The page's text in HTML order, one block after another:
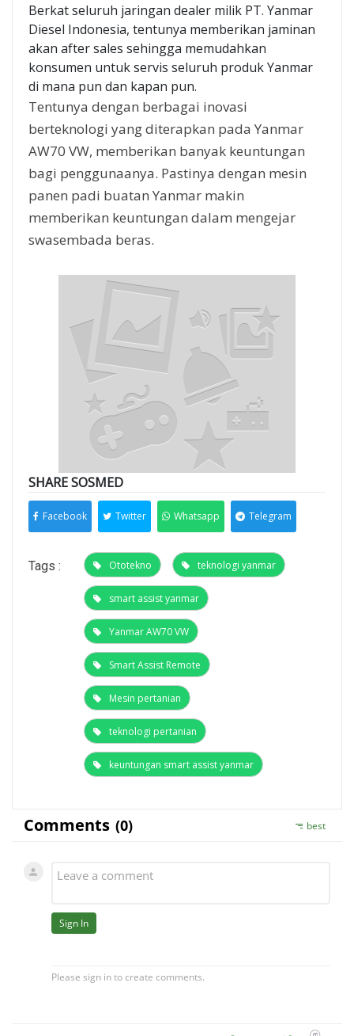
Berkat seluruh jaringan dealer milik PT. Yanmar
Diesel Indonesia, tentunya memberikan jaminan
akan after sales sehingga memudahkan
konsumen untuk servis seluruh produk Yanmar
di mana pun dan kapan pun.
Tentunya dengan berbagai inovasi
berteknologi yang diterapkan pada Yanmar
AW70 VW, memberikan banyak keuntungan
bagi penggunaanya. Pastinya dengan mesin
panen padi buatan Yanmar makin
memberikan keuntungan dalam mengejar
swasembada beras.
SHARE SOSMED
Facebook Twitter Whatsapp Telegram
Tags : Ototekno teknologi yanmar
smart assist yanmar
Yanmar AW70 VW
Smart Assist Remote
Mesin pertanian
teknologi pertanian
keuntungan smart assist yanmar